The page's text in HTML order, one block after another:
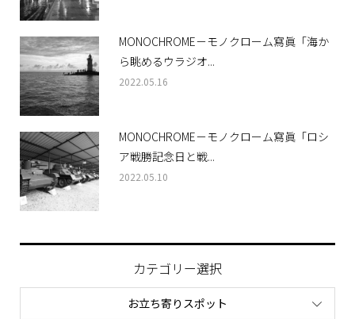
MONOCHROME－モノクローム寫眞「海か
ら眺めるウラジオ...
MONOCHROME－モノクローム寫眞「ロシ
ア戦勝記念日と戦...
カテゴリー選択
お立ち寄りスポット